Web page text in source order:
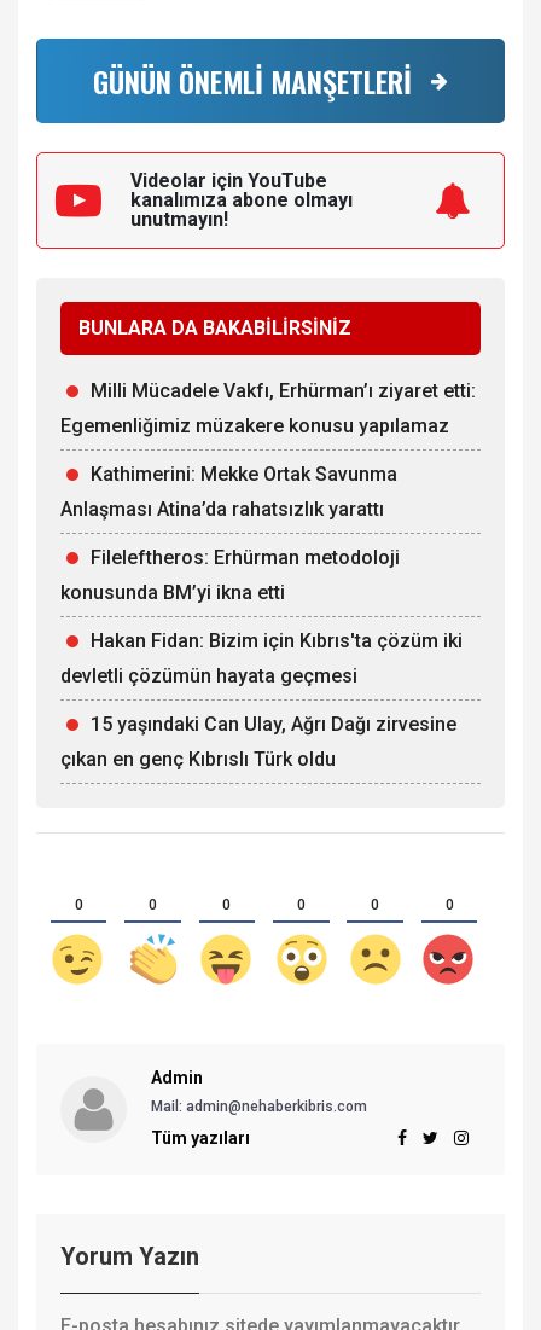
GÜNÜN ÖNEMLİ MANŞETLERİ
Videolar için YouTube
kanalımıza abone olmayı
unutmayın!
BUNLARA DA BAKABİLİRSİNİZ
Milli Mücadele Vakfı, Erhürman’ı ziyaret etti:
Egemenliğimiz müzakere konusu yapılamaz
Kathimerini: Mekke Ortak Savunma
Anlaşması Atina’da rahatsızlık yarattı
Fileleftheros: Erhürman metodoloji
konusunda BM’yi ikna etti
Hakan Fidan: Bizim için Kıbrıs'ta çözüm iki
devletli çözümün hayata geçmesi
15 yaşındaki Can Ulay, Ağrı Dağı zirvesine
çıkan en genç Kıbrıslı Türk oldu
0 0 0 0 0 0
Admin
Mail: admin@nehaberkibris.com
Tüm yazıları
Yorum Yazın